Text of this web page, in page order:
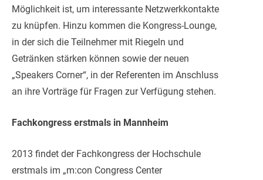
Möglichkeit ist, um interessante Netzwerkkontakte
zu knüpfen. Hinzu kommen die Kongress-Lounge,
in der sich die Teilnehmer mit Riegeln und
Getränken stärken können sowie der neuen
„Speakers Corner“, in der Referenten im Anschluss
an ihre Vorträge für Fragen zur Verfügung stehen.
Fachkongress erstmals in Mannheim
2013 findet der Fachkongress der Hochschule
erstmals im „m:con Congress Center